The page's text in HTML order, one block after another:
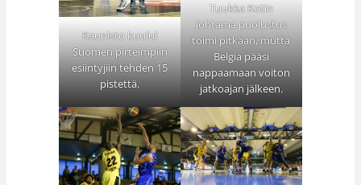
Kaunisto kuului
Suomen pirteimpiin
esiintyjiin tehden 15
pistettä.
Tuukka Kotin
johtama puolustus
toimi pitkään, mutta
Belgia pääsi
nappaamaan voiton
jatkoajan jälkeen.